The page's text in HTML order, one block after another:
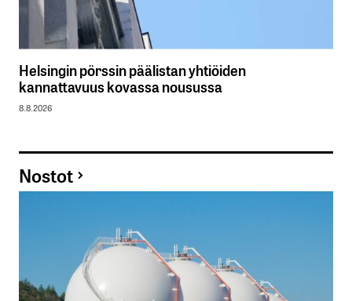
Helsingin pörssin päälistan yhtiöiden
kannattavuus kovassa nousussa
8.8.2026
Nostot